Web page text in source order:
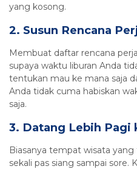
yang kosong.
2. Susun Rencana
Membuat daftar rencana
supaya waktu liburan Anda
tentukan mau ke mana saja
Anda tidak cuma habiskan
saja.
3. Datang Lebih Pagi
Biasanya tempat wisata
sekali pas siang sampai sore.